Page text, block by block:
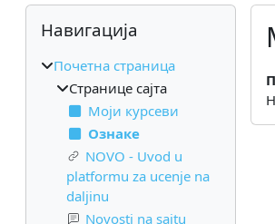
Блокови
Прескочи Навигација
Навигација
Почетна страница
Странице сајта
Моји курсеви
Ознаке
NOVO - Uvod u
platformu za ucenje na
daljinu
Novosti na sajtu